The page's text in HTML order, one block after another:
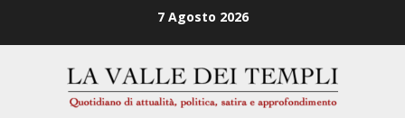
7 Agosto 2026